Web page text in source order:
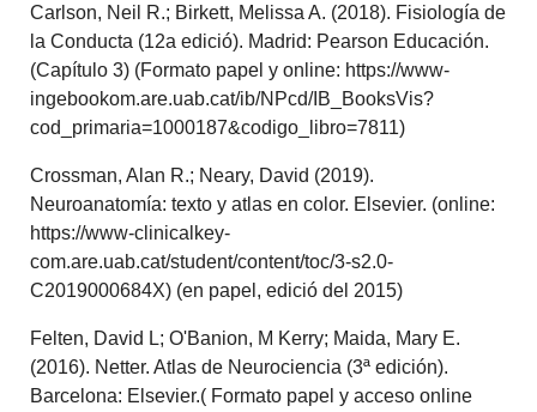
Carlson, Neil R.; Birkett, Melissa A. (2018). Fisiología de
la Conducta (12a edició). Madrid: Pearson Educación.
(Capítulo 3) (Formato papel y online: https://www-
ingebookom.are.uab.cat/ib/NPcd/IB_BooksVis?
cod_primaria=1000187&codigo_libro=7811)
Crossman, Alan R.; Neary, David (2019).
Neuroanatomía: texto y atlas en color. Elsevier. (online:
https://www-clinicalkey-
com.are.uab.cat/student/content/toc/3-s2.0-
C2019000684X) (en papel, edició del 2015)
Felten, David L; O'Banion, M Kerry; Maida, Mary E.
(2016). Netter. Atlas de Neurociencia (3ª edición).
Barcelona: Elsevier.( Formato papel y acceso online